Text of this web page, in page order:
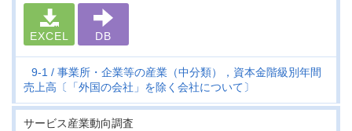
EXCEL DB
9-1
事業所・企業等の産業（中分類），資本金階級別年間
売上高〔「外国の会社」を除く会社について〕
サービス産業動向調査